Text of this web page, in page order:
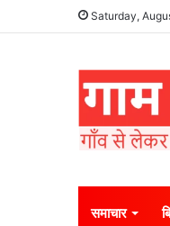
Saturday,
समाचार